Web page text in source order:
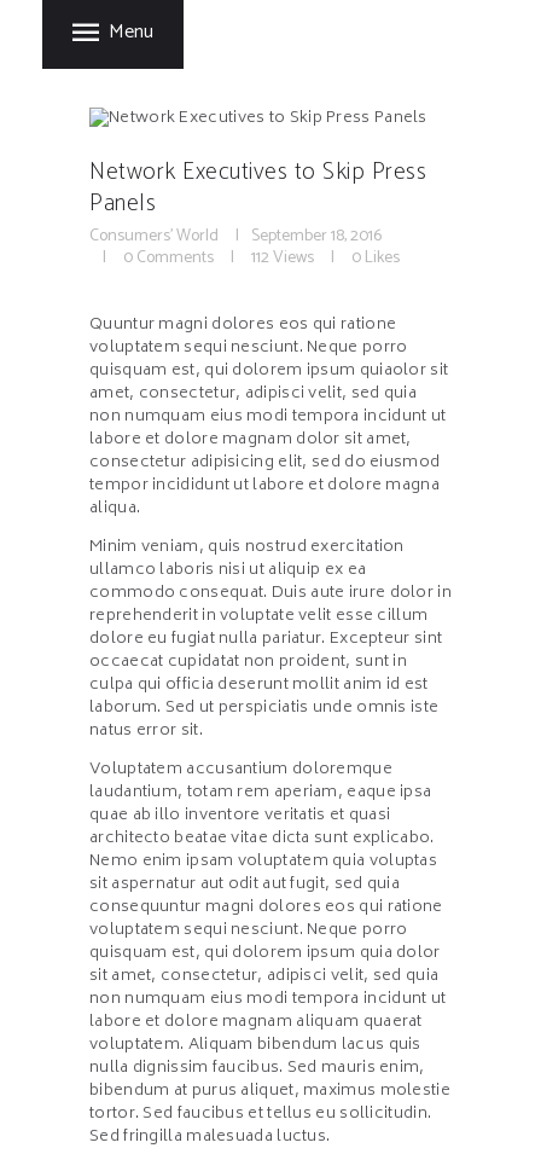
Menu
FORT GARRY RUBBER
HOME
PRODUCTS
MANUFACTURING
CARE & STORAGE
TIPS
CONTACT US
Network Executives to Skip Press
Panels
Consumers' World September 18, 2016
0Comments 112Views 0Likes
Quuntur magni dolores eos qui ratione
voluptatem sequi nesciunt. Neque porro
quisquam est, qui dolorem ipsum quiaolor sit
amet, consectetur, adipisci velit, sed quia
non numquam eius modi tempora incidunt ut
labore et dolore magnam dolor sit amet,
consectetur adipisicing elit, sed do eiusmod
tempor incididunt ut labore et dolore magna
aliqua.
Minim veniam, quis nostrud exercitation
ullamco laboris nisi ut aliquip ex ea
commodo consequat. Duis aute irure dolor in
reprehenderit in voluptate velit esse cillum
dolore eu fugiat nulla pariatur. Excepteur sint
occaecat cupidatat non proident, sunt in
culpa qui officia deserunt mollit anim id est
laborum. Sed ut perspiciatis unde omnis iste
natus error sit.
Voluptatem accusantium doloremque
laudantium, totam rem aperiam, eaque ipsa
quae ab illo inventore veritatis et quasi
architecto beatae vitae dicta sunt explicabo.
Nemo enim ipsam voluptatem quia voluptas
sit aspernatur aut odit aut fugit, sed quia
consequuntur magni dolores eos qui ratione
voluptatem sequi nesciunt. Neque porro
quisquam est, qui dolorem ipsum quia dolor
sit amet, consectetur, adipisci velit, sed quia
non numquam eius modi tempora incidunt ut
labore et dolore magnam aliquam quaerat
voluptatem. Aliquam bibendum lacus quis
nulla dignissim faucibus. Sed mauris enim,
bibendum at purus aliquet, maximus molestie
tortor. Sed faucibus et tellus eu sollicitudin.
Sed fringilla malesuada luctus.